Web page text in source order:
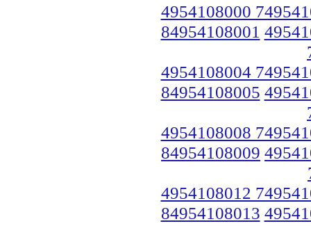
4954108000
84954108001
4954108004
84954108005
4954108008
84954108009
4954108012
84954108013